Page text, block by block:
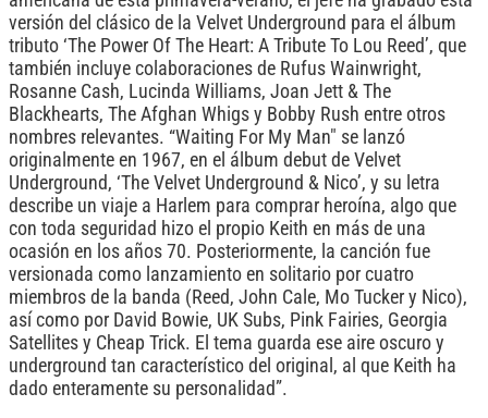
versión del clásico de la Velvet Underground para el álbum
tributo ‘The Power Of The Heart: A Tribute To Lou Reed’, que
también incluye colaboraciones de Rufus Wainwright,
Rosanne Cash, Lucinda Williams, Joan Jett & The
Blackhearts, The Afghan Whigs y Bobby Rush entre otros
nombres relevantes. “Waiting For My Man" se lanzó
originalmente en 1967, en el álbum debut de Velvet
Underground, ‘The Velvet Underground & Nico’, y su letra
describe un viaje a Harlem para comprar heroína, algo que
con toda seguridad hizo el propio Keith en más de una
ocasión en los años 70. Posteriormente, la canción fue
versionada como lanzamiento en solitario por cuatro
miembros de la banda (Reed, John Cale, Mo Tucker y Nico),
así como por David Bowie, UK Subs, Pink Fairies, Georgia
Satellites y Cheap Trick. El tema guarda ese aire oscuro y
underground tan característico del original, al que Keith ha
dado enteramente su personalidad”.